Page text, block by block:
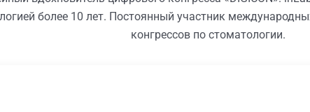
более 10 лет. Постоянный участник
конгрессов по стоматологии.